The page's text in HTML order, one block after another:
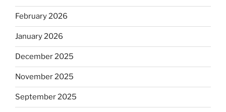
February 2026
January 2026
December 2025
November 2025
September 2025